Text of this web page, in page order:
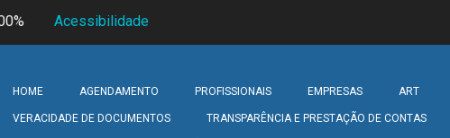
Acessibilidade
HOME AGENDAMENTO PROFISSIONAIS EMPRESAS ART
VERACIDADE DE DOCUMENTOS TRANSPARÊNCIA E PRESTAÇÃO DE CONTAS